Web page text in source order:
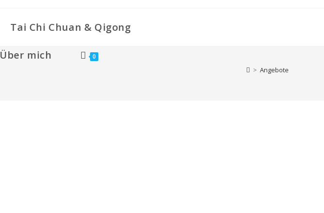
Tai Chi Chuan & Qigong
Über mich 0
> Angebote